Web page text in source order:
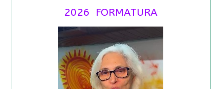
2026 FORMATURA